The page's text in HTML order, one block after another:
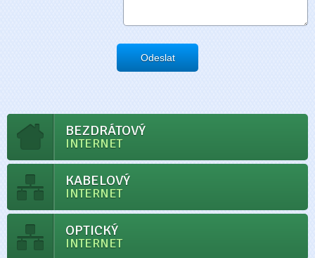
Odeslat
BEZDRÁTOVÝ
INTERNET
KABELOVÝ
INTERNET
OPTICKÝ
INTERNET